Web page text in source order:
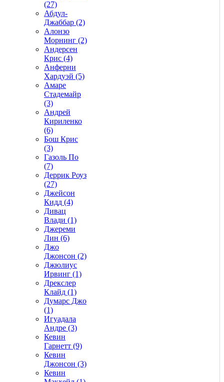
(27)
Абдул-
Джаббар (2)
Алонзо
Морнинг (2)
Андерсен
Крис (4)
Анферни
Xардуэй (5)
Амаре
Стадемайр
(3)
Андрей
Кириленко
(6)
Бош Крис
(3)
Газоль По
(7)
Деррик Роуз
(27)
Джейсон
Кидд (4)
Дивац
Влади (1)
Джереми
Лин (6)
Джо
Джонсон (2)
Джюлиус
Ирвинг (1)
Дрекслер
Клайд (1)
Думарс Джо
(1)
Игуадала
Андре (3)
Кевин
Гарнетт (9)
Кевин
Джонсон (3)
Кевин